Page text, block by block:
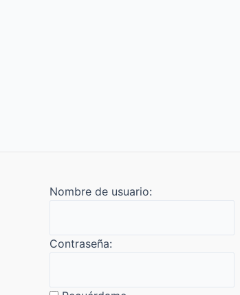
Nombre de usuario:
Contraseña: